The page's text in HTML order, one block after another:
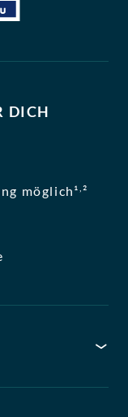
DICH
möglich¹,²